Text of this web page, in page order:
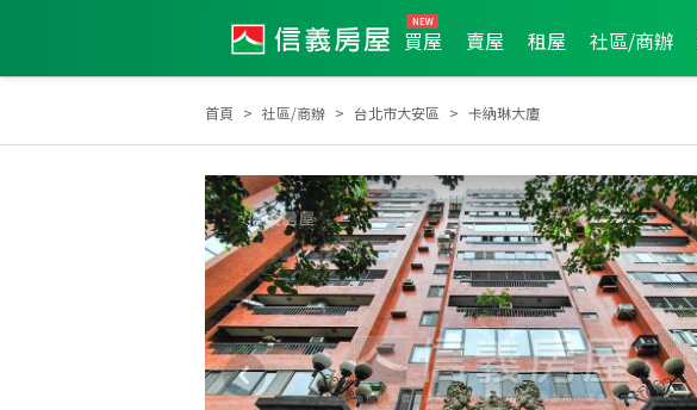
買屋 賣屋 租屋 社區/商辦
首頁 社區/商辦 台北市大安區 卡納琳大廈